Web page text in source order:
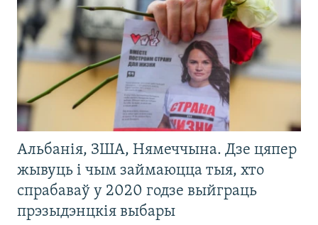
Альбанія, ЗША, Нямеччына. Дзе цяпер
жывуць і чым займаюцца тыя, хто
спрабаваў у 2020 годзе выйграць
прэзыдэнцкія выбары